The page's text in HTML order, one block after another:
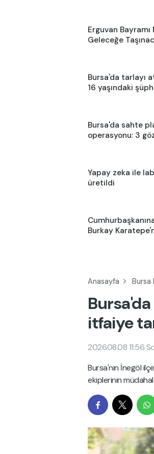
Erguvan
Geleceğe
Bursa'da tarlayı
16 yaşındaki
Bursa'da sahte
operasyonu: 3
Yapay zeka ile
üretildi
Burkay
Anasayfa Bursa
itfaiye
2026.08.08 11:56
Bursa'nın İnegöl
ekiplerinin